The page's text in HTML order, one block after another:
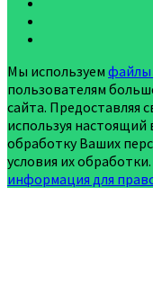
Мы используем файлы
пользователям
сайта. Предоставляя
используя настоящий
обработку Ваших
условия их обработки.
информация для